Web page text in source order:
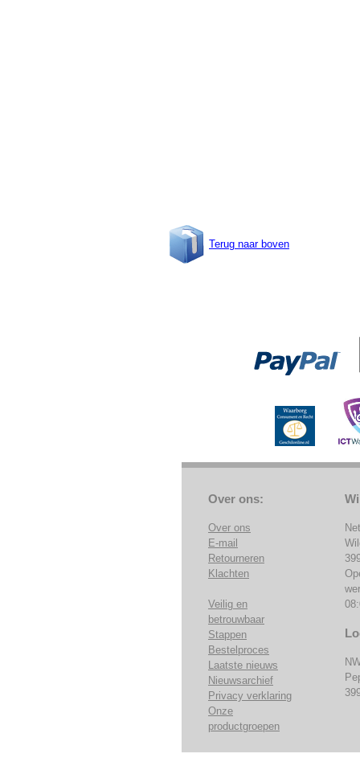
Terug naar boven
Over ons:
Over ons
E-mail
Retourneren
Klachten
Veilig en
betrouwbaar
Stappen
Bestelproces
Laatste nieuws
Nieuwsarchief
Privacy verklaring
Onze
productgroepen